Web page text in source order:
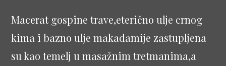
Macerat gospine trave,eterično ulje crnog
kima i bazno ulje makadamije zastupljena
su kao temelj u masažnim tretmanima,a